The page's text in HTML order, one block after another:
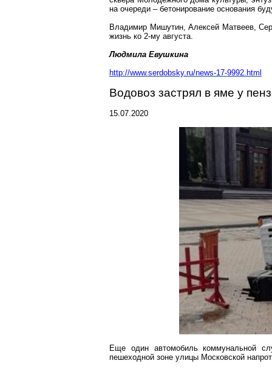
на очереди – бетонирование основания
Владимир Мишутин, Алексей Матвеев,
жизнь ко 2-му августа.
Людмила Евушкина
http://www.serdobsky.ru/news-17-9992.html
Водовоз застрял в яме у
15.07.2020
Еще один автомобиль коммунальной
пешеходной зоне улицы Московской